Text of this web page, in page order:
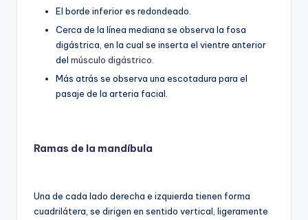
El borde inferior es redondeado.
Cerca de la línea mediana se observa la fosa
digástrica, en la cual se inserta el vientre anterior
del músculo digástrico
Más atrás se observa una escotadura para el
pasaje de la arteria facial.
Ramas de la mandíbula
Una de cada lado derecha e izquierda tienen forma
cuadrilátera, se dirigen en sentido vertical, ligeramente